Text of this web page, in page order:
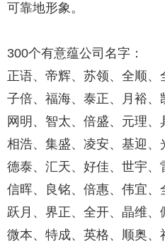
可靠地形象。
300个有意蕴公司名字：
正语、帝辉、苏领、全顺、
子倍、福海、泰正、月裕、
网明、智太、倍盛、元理、
相浩、集盛、凌安、基迎、
德泰、汇天、好佳、世宇、
信晖、良铭、倍惠、伟宜、
跃月、界正、全开、晶维、
微本、特成、英格、顺奥、